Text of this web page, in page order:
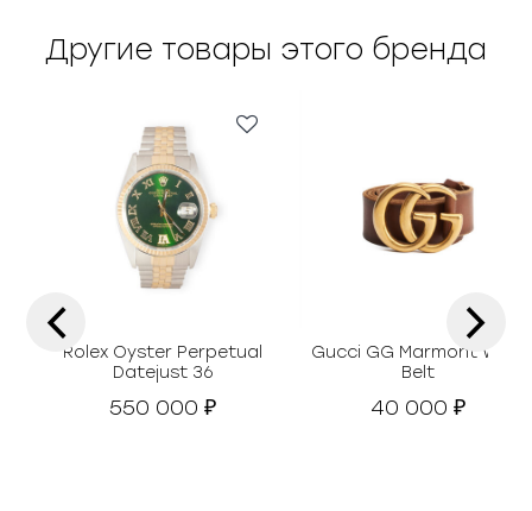
Другие товары этого бренда
Rolex Oyster Perpetual
Datejust 36
550 000₽
Gucci GG Marmont Wide
Belt
40 000₽
‹ ›